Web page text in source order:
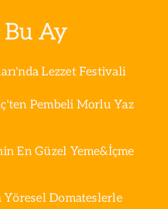
Bu Ay
Lezzet Festivali
Pembeli Morlu Yaz
En Güzel Yeme&İçme
Domateslerle